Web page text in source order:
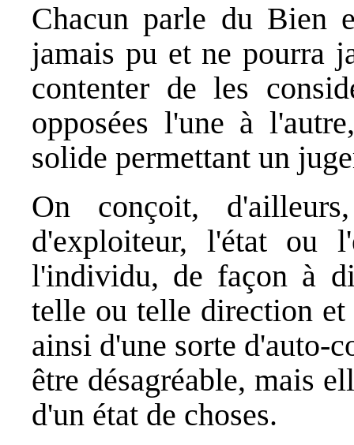
Chacun parle du Bien
jamais pu et ne pourra
contenter de les
opposées l'une à
solide permettant un
On conçoit,
d'exploiteur, l'état ou
l'individu, de façon à
telle ou telle direction
ainsi d'une sorte d'auto-
être désagréable, mais
d'un état de choses.